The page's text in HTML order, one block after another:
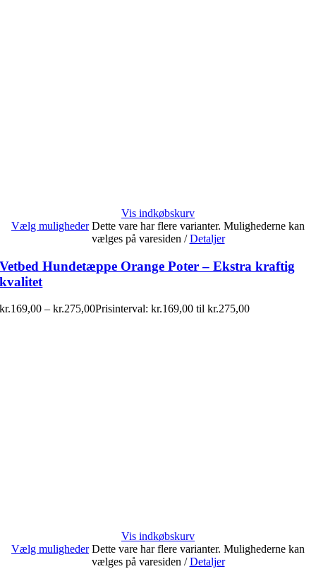
Vis indkøbskurv
Vælg muligheder Dette vare har flere varianter. Mulighederne kan
vælges på varesiden / Detaljer
Vetbed Hundetæppe Orange Poter – Ekstra kraftig
kvalitet
kr.169,00 – kr.275,00Prisinterval: kr.169,00 til kr.275,00
Vis indkøbskurv
Vælg muligheder Dette vare har flere varianter. Mulighederne kan
vælges på varesiden / Detaljer